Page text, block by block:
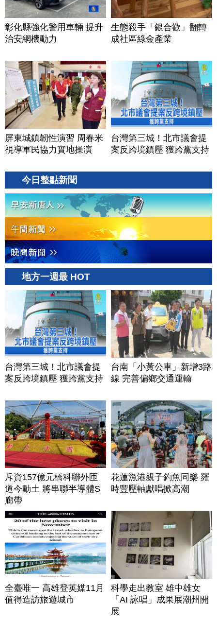
彰化縣強化警用車輛 提升
治安網機動力
生態殺手「銀合歡」翻轉
成社區綠金產業
屏東城鎮韌性演習 周春米
視導軍民協力實地操演
台灣第三城！北市議會提
案反跨境鎮壓 獲跨黨支持
今日整點新聞
地方一週最 HOT
台灣第三城！北市議會提
案反跨境鎮壓 獲跨黨支持
台南「小黃公車」新增3路
線 完善偏鄉交通運輸
斥資157億元橋科聯外匝
道今動土 將串聯半導體S
廊帶
花蓮漁港親子釣魚同樂 羅
時豐壓軸獻唱掀高潮
全臺唯一 高雄登英媒11月
值得造訪旅遊城市
科學走出教室 雄中雄女
「AI 詠唱」成果展潮州開
展